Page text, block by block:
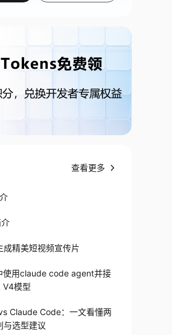
查看更多
成精美短视频宣传片
使用claude code agent并接
V4模型
Claude Code：一文看懂两
与选型建议